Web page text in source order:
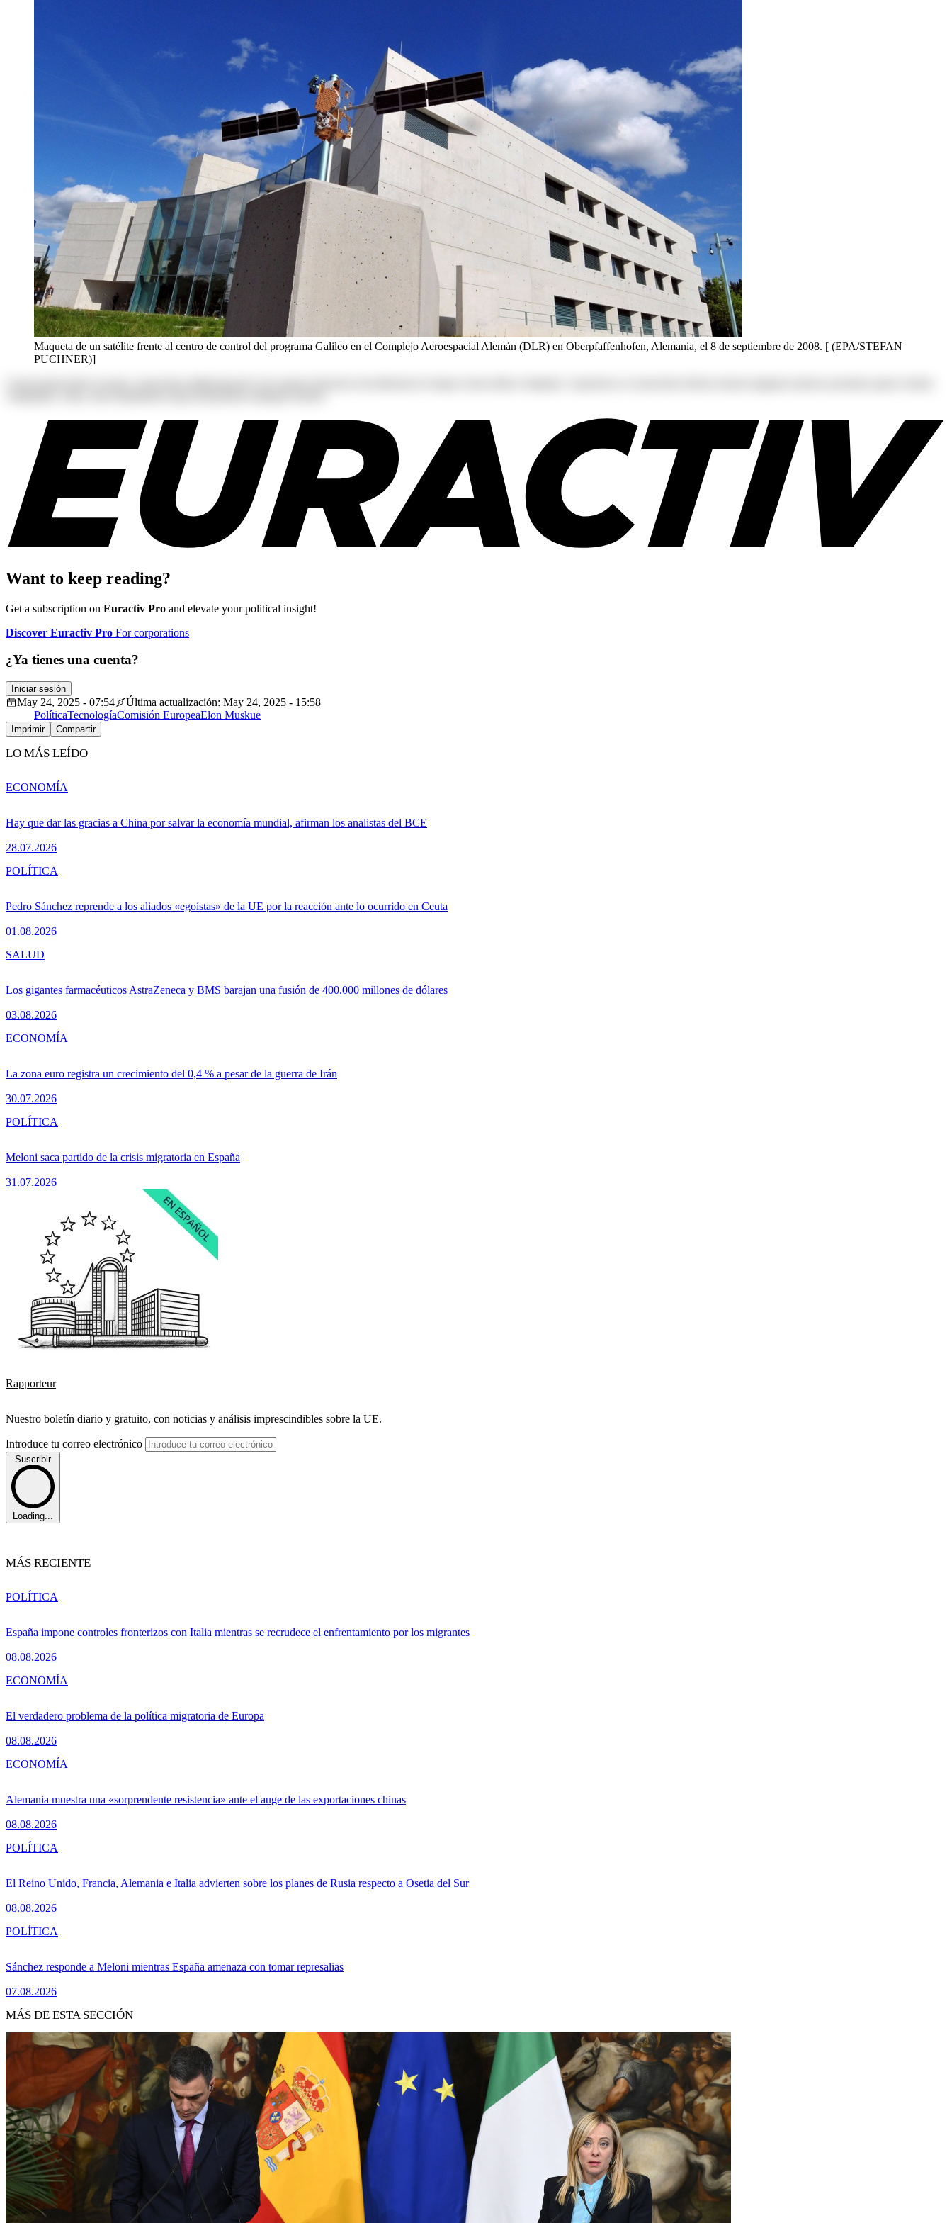
Maqueta de un satélite frente al centro de control del programa Galileo en el Complejo Aeroespacial Alemán (DLR) en Oberpfaffenhofen, Alemania, el 8 de septiembre de 2008. [ (EPA/STEFAN
PUCHNER)]
Want to keep reading?
Get a subscription on Euractiv Pro and elevate your political insight!
Discover Euractiv Pro For corporations
¿Ya tienes una cuenta?
Iniciar sesión
May 24, 2025 - 07:54
Última actualización: May 24, 2025 - 15:58
PolíticaTecnologíaComisión EuropeaElon Muskue
Imprimir Compartir
LO MÁS LEÍDO
Hay que dar las gracias a China por salvar la economía mundial, afirman los analistas del BCE
28.07.2026
ECONOMÍA
Pedro Sánchez reprende a los aliados «egoístas» de la UE por la reacción ante lo ocurrido en Ceuta
01.08.2026
POLÍTICA
Los gigantes farmacéuticos AstraZeneca y BMS barajan una fusión de 400.000 millones de dólares
03.08.2026
SALUD
La zona euro registra un crecimiento del 0,4 % a pesar de la guerra de Irán
30.07.2026
ECONOMÍA
Meloni saca partido de la crisis migratoria en España
31.07.2026
POLÍTICA
Rapporteur
Nuestro boletín diario y gratuito, con noticias y análisis imprescindibles sobre la UE.
Introduce tu correo electrónico
Suscribir
Loading...
MÁS RECIENTE
España impone controles fronterizos con Italia mientras se recrudece el enfrentamiento por los migrantes
08.08.2026
POLÍTICA
El verdadero problema de la política migratoria de Europa
08.08.2026
ECONOMÍA
Alemania muestra una «sorprendente resistencia» ante el auge de las exportaciones chinas
08.08.2026
ECONOMÍA
El Reino Unido, Francia, Alemania e Italia advierten sobre los planes de Rusia respecto a Osetia del Sur
08.08.2026
POLÍTICA
Sánchez responde a Meloni mientras España amenaza con tomar represalias
07.08.2026
POLÍTICA
MÁS DE ESTA SECCIÓN